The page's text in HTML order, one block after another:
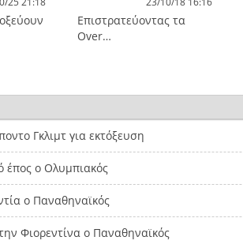
Επιστρατεύοντας τα
Over…
Γκλιμτ για εκτόξευση
έπος ο Ολυμπιακός
ο Παναθηναϊκός
Φιορεντίνα ο Παναθηναϊκός